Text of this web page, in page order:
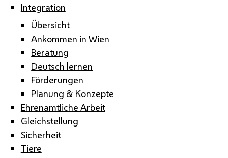
Integration
Übersicht
Ankommen in Wien
Beratung
Deutsch lernen
Förderungen
Planung & Konzepte
Ehrenamtliche Arbeit
Gleichstellung
Sicherheit
Tiere